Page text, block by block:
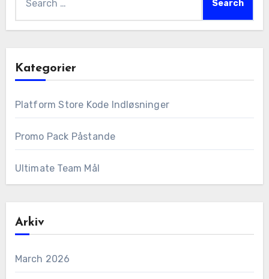
for:
Kategorier
Platform Store Kode Indløsninger
Promo Pack Påstande
Ultimate Team Mål
Arkiv
March 2026